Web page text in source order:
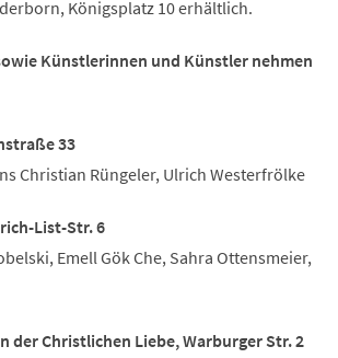
Königsplatz 10 erhältlich.
Künstlerinnen und Künstler nehmen
33
Christian Rüngeler, Ulrich Westerfrölke
List-Str. 6
Emell Gök Che, Sahra Ottensmeier,
der Christlichen Liebe, Warburger Str. 2